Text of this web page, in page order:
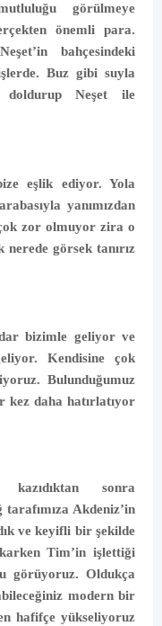
görülmeye
önemli para.
bahçesindeki
Buz gibi suyla
doldurup Neşet ile
eşlik ediyor. Yola
yanımızdan
zor olmuyor zira o
nerede görsek tanırız
bizimle geliyor ve
Kendisine çok
Bulunduğumuz
kez daha hatırlatıyor
kazıdıktan sonra
Akdeniz’in
ve keyifli bir şekilde
Tim’in işlettiği
görüyoruz. Oldukça
modern bir
hafifçe yükseliyoruz